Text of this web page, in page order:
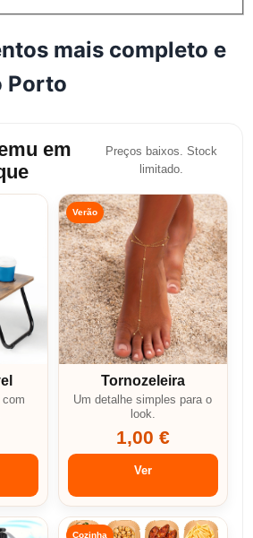
mais completo e
Porto
em
Preços baixos. Stock
limitado.
com
Verão
Tornozeleira
Um detalhe simples para o
look.
1,00 €
Ver
Cozinha